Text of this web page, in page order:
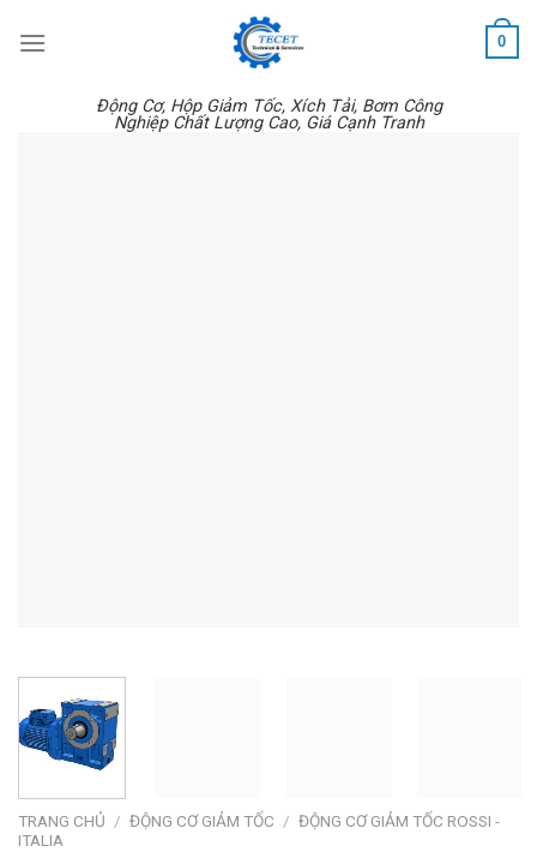
Động Cơ, Hộp Giảm Tốc, Xích Tải, Bơm Công
Nghiệp Chất Lượng Cao, Giá Cạnh Tranh
0
TRANG CHỦ / ĐỘNG CƠ GIẢM TỐC / ĐỘNG CƠ GIẢM TỐC ROSSI -
ITALIA